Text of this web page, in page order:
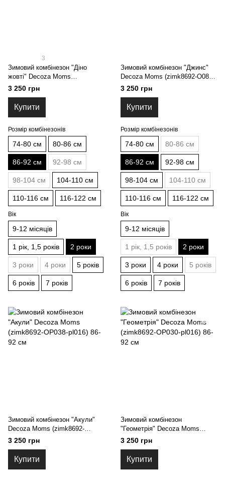
3
Зимовий комбінезон "Діно
жовті" Decoza Moms
(zimk8692-OP001-pl016) 86-92
3 250 грн
Купити
Розмір комбінезонів
74-80 см 80-86 см
86-92 см 92-98 см
98-104 см 104-110 см
110-116 см 116-122 см
Вік
9-12 місяців
1 рік, 1,5 років 2 роки
3 роки 4 роки 5 років
6 років 7 років
Зимовий комбінезон "Джинс"
Decoza Moms (zimk8692-O088-
pl016) 86-92 см
3 250 грн
Купити
Розмір комбінезонів
74-80 см 80-86 см
86-92 см 92-98 см
98-104 см 104-110 см
110-116 см 116-122 см
Вік
9-12 місяців
1 рік, 1,5 років 2 роки
3 роки 4 роки 5 років
6 років 7 років
Зимовий комбінезон "Акули"
Decoza Moms (zimk8692-
ОР038-pl016) 86-92 см
3 250 грн
Купити
Зимовий комбінезон
"Геометрія" Decoza Moms
(zimk8692-OP030-pl016) 86-92
3 250 грн
Купити